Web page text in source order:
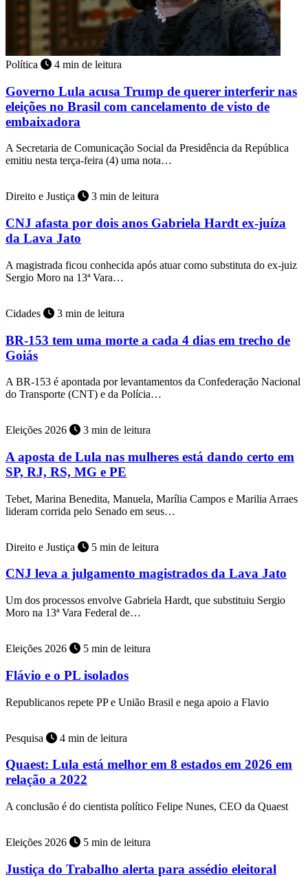
Política 4 min de leitura
Governo Lula acusa Trump de querer interferir nas
eleições no Brasil com cancelamento de visto de
embaixadora
A Secretaria de Comunicação Social da Presidência da República
emitiu nesta terça-feira (4) uma nota…
Direito e Justiça 3 min de leitura
CNJ afasta por dois anos Gabriela Hardt ex-juíza
da Lava Jato
A magistrada ficou conhecida após atuar como substituta do ex-juiz
Sergio Moro na 13ª Vara…
Cidades 3 min de leitura
BR-153 tem uma morte a cada 4 dias em trecho de
Goiás
A BR-153 é apontada por levantamentos da Confederação Nacional
do Transporte (CNT) e da Polícia…
Eleições 2026 3 min de leitura
A aposta de Lula nas mulheres está dando certo em
SP, RJ, RS, MG e PE
Tebet, Marina Benedita, Manuela, Marília Campos e Marilia Arraes
lideram corrida pelo Senado em seus…
Direito e Justiça 5 min de leitura
CNJ leva a julgamento magistrados da Lava Jato
Um dos processos envolve Gabriela Hardt, que substituiu Sergio
Moro na 13ª Vara Federal de…
Eleições 2026 5 min de leitura
Flávio e o PL isolados
Republicanos repete PP e União Brasil e nega apoio a Flavio
Pesquisa 4 min de leitura
Quaest: Lula está melhor em 8 estados em 2026 em
relação a 2022
A conclusão é do cientista político Felipe Nunes, CEO da Quaest
Eleições 2026 5 min de leitura
Justiça do Trabalho alerta para assédio eleitoral